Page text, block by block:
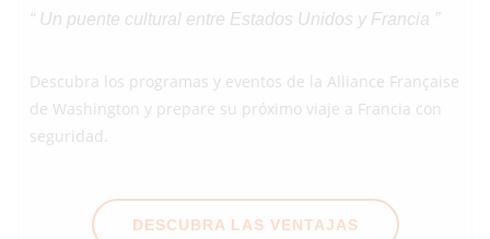
“ Un puente cultural entre Estados Unidos y Francia ”
Descubra los programas y eventos de la Alliance Française
de Washington y prepare su próximo viaje a Francia con
seguridad.
DESCUBRA LAS VENTAJAS